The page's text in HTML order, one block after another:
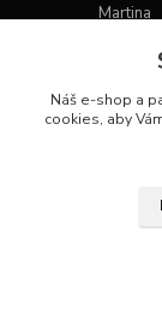
Martina
(Po-
Náš e-shop a
cookies, aby